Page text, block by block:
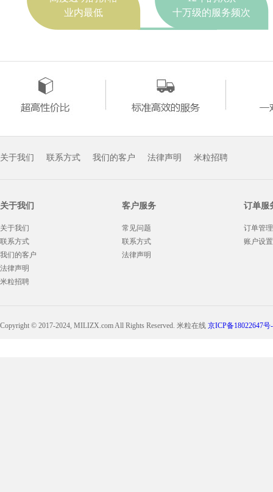
业内最低
十万级的服务频次
关于我们 联系方式 我们的客户 法律声明 米粒招聘
关于我们
关于我们
联系方式
我们的客户
法律声明
米粒招聘
客户服务
常见问题
联系方式
法律声明
订单服
订单管理
账户设置
Copyright © 2017-2024, MILIZX.com All Rights Reserved. 米粒在线 京ICP备18022647号